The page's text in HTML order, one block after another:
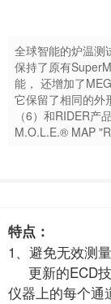
全球智能的炉温测
保持了原有
能， 还增加了
它保留了相同的外
（6）和RIDER
M.O.L.E.® MAP
特点：
1、避免无效测量
更新的ECD技
仪器上的每个通